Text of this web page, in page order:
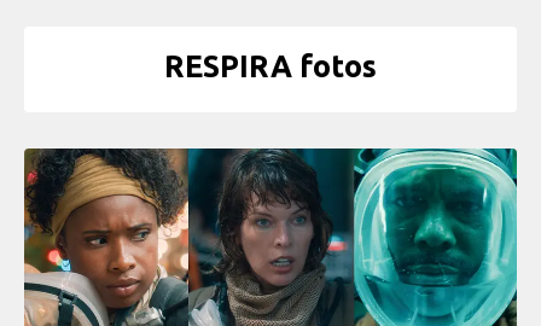
RESPIRA fotos